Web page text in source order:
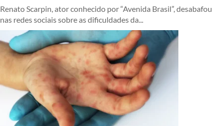
Renato Scarpin, ator conhecido por “Avenida Brasil”, desabafou
nas redes sociais sobre as dificuldades da...